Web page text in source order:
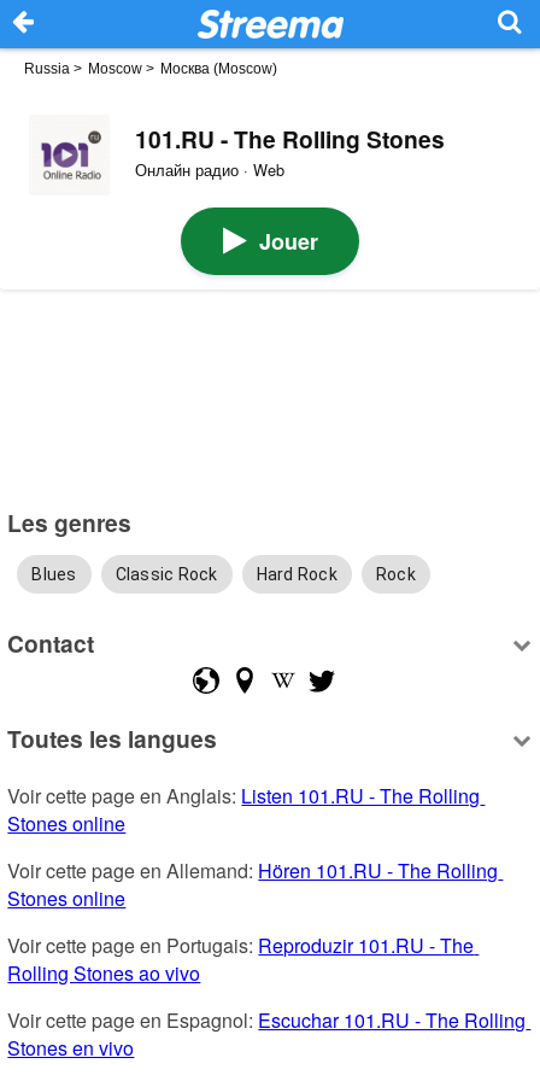
Russia > Moscow > Москва (Moscow)
101.RU - The Rolling Stones
Онлайн радио · Web
Jouer
Les genres
Blues Classic Rock Hard Rock Rock
Contact
Toutes les langues
Voir cette page en Anglais: Listen 101.RU - The Rolling
Stones online
Voir cette page en Allemand: Hören 101.RU - The Rolling
Stones online
Voir cette page en Portugais: Reproduzir 101.RU - The
Rolling Stones ao vivo
Voir cette page en Espagnol: Escuchar 101.RU - The Rolling
Stones en vivo